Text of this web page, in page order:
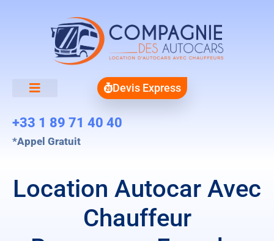
Devis Express
+33 1 89 71 40 40
*Appel Gratuit
Location Autocar Avec
Chauffeur